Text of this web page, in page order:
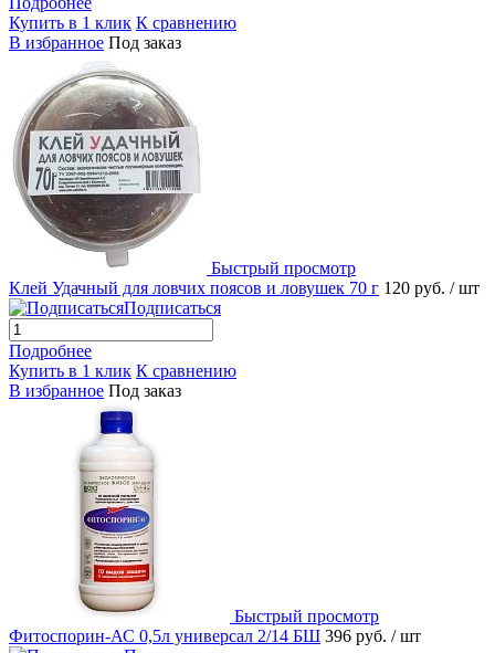
Купить в 1 клик К сравнению
В избранное Под заказ
Быстрый просмотр
Клей Удачный для ловчих поясов и ловушек 70 г 120 руб. / шт
Подписаться
Подробнее
Купить в 1 клик К сравнению
В избранное Под заказ
Быстрый просмотр
Фитоспорин-АС 0,5л универсал 2/14 БШ 396 руб. / шт